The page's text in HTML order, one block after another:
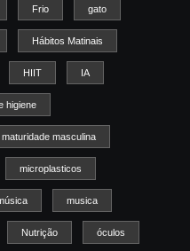
Frio gato
Hábitos Matinais
HIIT IA
higiene
maturidade masculina
microplasticos
musica
Nutrição óculos